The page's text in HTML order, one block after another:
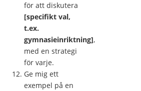
för att diskutera
[specifikt val,
t.ex.
gymnasieinriktning],
med en strategi
för varje.
Ge mig ett
exempel på en